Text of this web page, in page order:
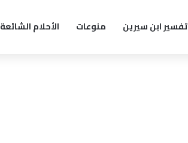
تفسير ابن سيرين منوعات الأحلام الشائعة